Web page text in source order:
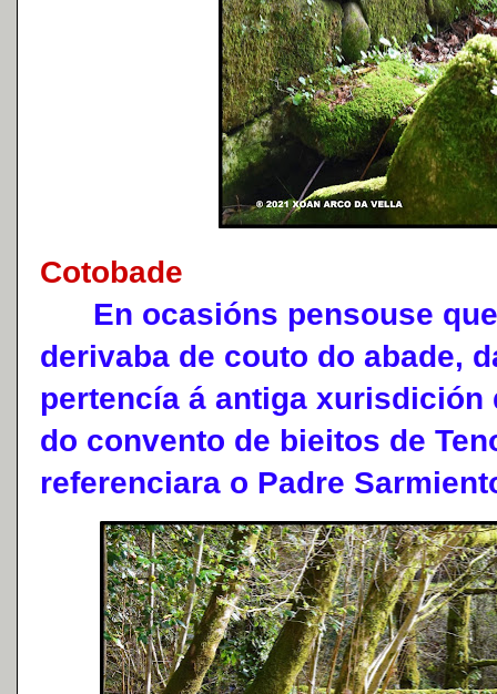
Cotobade
En ocasións pensouse que
derivaba de couto do abade,
pertencía á antiga xurisdición
do convento de bieitos de
referenciara o Padre